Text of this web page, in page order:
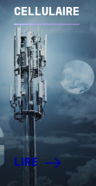
CELLULAIRE
LIRE